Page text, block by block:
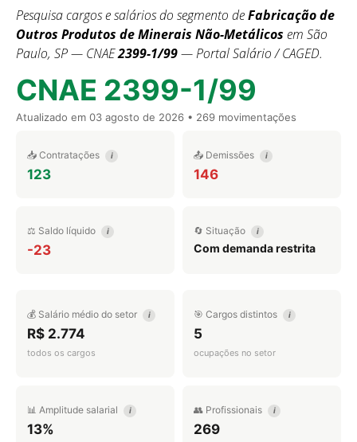
Pesquisa cargos e salários do segmento deFabricação de
Outros Produtos de Minerais Não-Metálicos em São
Paulo, SP — CNAE2399-1/99— Portal Salário / CAGED.
CNAE 2399-1/99
Atualizado em 03 agosto de 2026 • 269 movimentações
📥 Contratações i
123
📤 Demissões i
146
⚖️ Saldo líquido i
-23
🔄 Situação i
Com demanda restrita
💰 Salário médio do setor i
R$ 2.774
todos os cargos
🎯 Cargos distintos i
5
ocupações no setor
📊 Amplitude salarial i
13%
👥 Profissionais i
269